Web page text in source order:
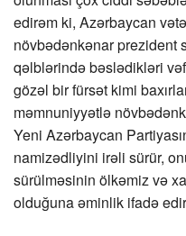
edirəm ki, Azərbaycan
növbədənkənar
qəlblərində bəslədikləri
gözəl bir fürsət kimi
məmnuniyyətlə
Yeni Azərbaycan
namizədliyini irəli sürür,
sürülməsinin ölkəmiz və
olduğuna əminlik ifadə